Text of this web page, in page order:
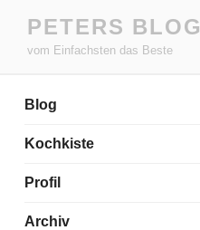
Inhalt
springen
PETERS BLOG
vom Einfachsten das Beste
Blog
Kochkiste
Profil
Archiv